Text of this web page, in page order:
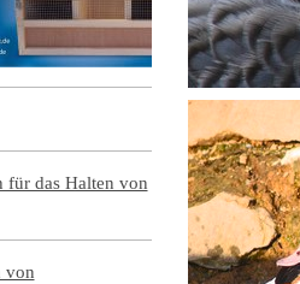
für das Halten von
von